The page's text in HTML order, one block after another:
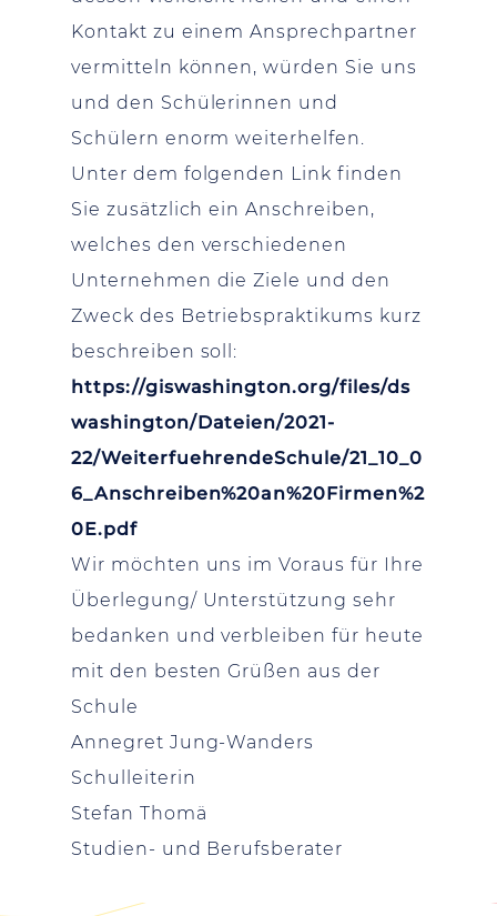
Kontakt zu einem Ansprechpartner
vermitteln können, würden Sie uns
und den Schülerinnen und
Schülern enorm weiterhelfen.
Unter dem folgenden Link finden
Sie zusätzlich ein Anschreiben,
welches den verschiedenen
Unternehmen die Ziele und den
Zweck des Betriebspraktikums kurz
beschreiben soll:
https://giswashington.org/files/ds
washington/Dateien/2021-
22/WeiterfuehrendeSchule/21_10_0
6_Anschreiben%20an%20Firmen%2
0E.pdf
Wir möchten uns im Voraus für Ihre
Überlegung/ Unterstützung sehr
bedanken und verbleiben für heute
mit den besten Grüßen aus der
Schule
Annegret Jung-Wanders
Schulleiterin
Stefan Thomä
Studien- und Berufsberater